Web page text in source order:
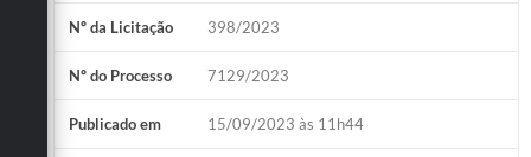
Diário Oficial
Defesa Civil
Convênios Terceiro Setor
Nº da Licitação 398/2023
Nº do Processo 7129/2023
Publicado em 15/09/2023 às 11h44